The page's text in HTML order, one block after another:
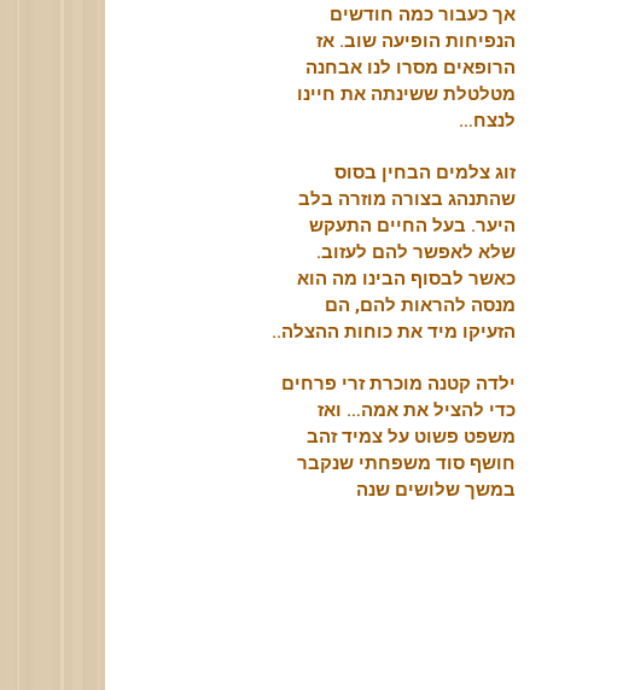
אך כעבור כמה חודשים
הנפיחות הופיעה שוב. אז
הרופאים מסרו לנו אבחנה
מטלטלת ששינתה את חיינו
לנצח…
זוג צלמים הבחין בסוס
שהתנהג בצורה מוזרה בלב
היער. בעל החיים התעקש
שלא לאפשר להם לעזוב.
כאשר לבסוף הבינו מה הוא
מנסה להראות להם, הם
הזעיקו מיד את כוחות ההצלה..
ילדה קטנה מוכרת זרי פרחים
כדי להציל את אמה… ואז
משפט פשוט על צמיד זהב
חושף סוד משפחתי שנקבר
במשך שלושים שנה